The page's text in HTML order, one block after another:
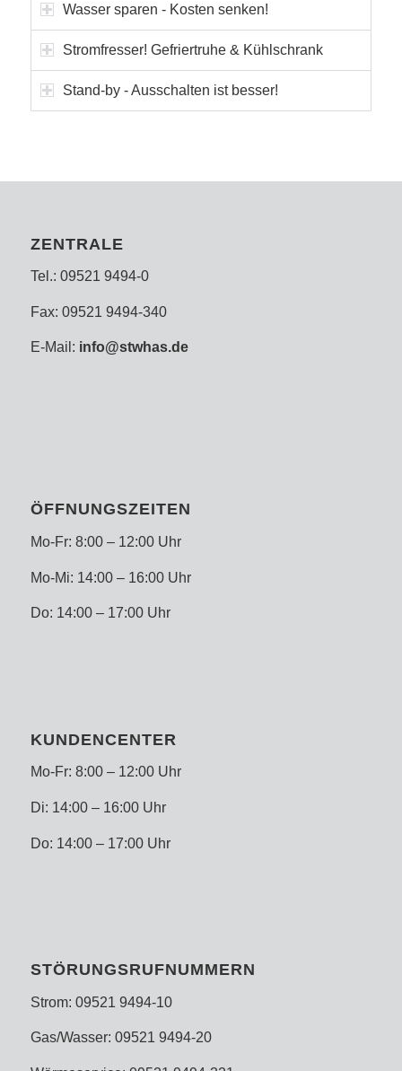
Wasser sparen - Kosten senken!
Stromfresser! Gefriertruhe & Kühlschrank
Stand-by - Ausschalten ist besser!
ZENTRALE
Tel.: 09521 9494-0
Fax: 09521 9494-340
E-Mail: info@stwhas.de
ÖFFNUNGSZEITEN
Mo-Fr: 8:00 – 12:00 Uhr
Mo-Mi: 14:00 – 16:00 Uhr
Do: 14:00 – 17:00 Uhr
KUNDENCENTER
Mo-Fr: 8:00 – 12:00 Uhr
Di: 14:00 – 16:00 Uhr
Do: 14:00 – 17:00 Uhr
STÖRUNGSRUFNUMMERN
Strom: 09521 9494-10
Gas/Wasser: 09521 9494-20